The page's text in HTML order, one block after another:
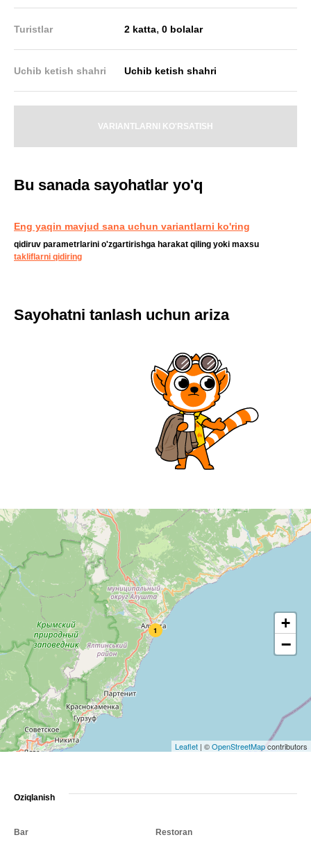
Turistlar 2 katta,0 bolalar
Uchib ketish shahri Uchib ketish shahri
VARIANTLARNI KO'RSATISH
Bu sanada sayohatlar yo'q
Eng yaqin mavjud sana uchun variantlarni ko'ring
qidiruv parametrlarini o'zgartirishga harakat qiling yoki maxsu
takliflarni qidiring
Sayohatni tanlash uchun ariza
1 +
−
Leaflet | ©OpenStreetMapcontributors
Oziqlanish
Bar Restoran